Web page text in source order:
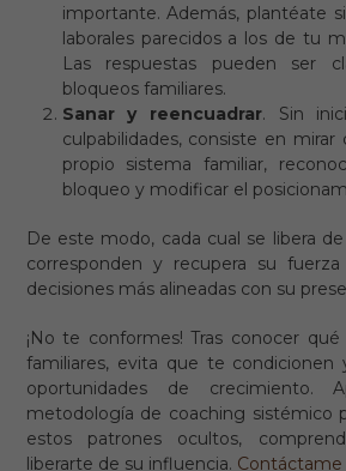
importante. Además, plantéate
laborales parecidos a los de tu
Las respuestas pueden ser
bloqueos familiares.
Sanar y reencuadrar. Sin
culpabilidades, consiste en mirar
propio sistema familiar,
bloqueo y modificar el
De este modo, cada cual se libera
corresponden y recupera su
decisiones más alineadas con su
¡No te conformes! Tras conocer
familiares, evita que te condicionen
oportunidades de crecimiento.
metodología de coaching sistémico
estos patrones ocultos,
liberarte de su influencia. Contáctame